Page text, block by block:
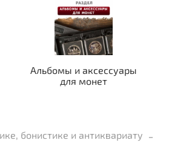
Альбомы и аксессуары
для монет
бонистике и антиквариату